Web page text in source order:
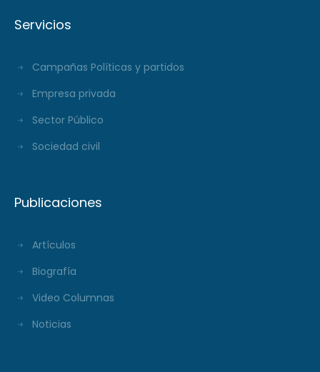
Servicios
Campañas Políticas y partidos
Empresa privada
Sector Público
Sociedad civil
Publicaciones
Artículos
Biografía
Video Columnas
Noticias